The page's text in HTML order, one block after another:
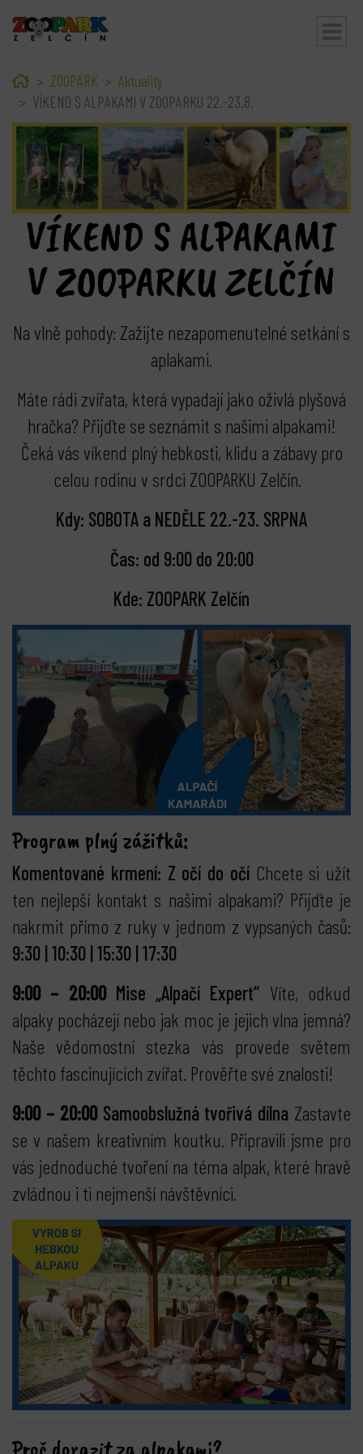
HomeZOOPARK
Aktuality
VÍKEND S ALPAKAMI V ZOOPARKU 22.-23.8.
VÍKEND S ALPAKAMI
V ZOOPARKU ZELČÍN
Na vlně pohody: Zažijte nezapomenutelné setkání s
aplakami.
Máte rádi zvířata, která vypadají jako oživlá plyšová
hračka? Přijďte se seznámit s našimi alpakami!
Čeká vás víkend plný hebkosti, klidu a zábavy pro
celou rodinu v srdci ZOOPARKU Zelčín.
Kdy: SOBOTA a NEDĚLE 22.-23. SRPNA
Čas: od 9:00 do 20:00
Kde: ZOOPARK Zelčín
Program plný zážitků:
Komentované krmení: Z očí do očíChcete si užít
ten nejlepší kontakt s našimi alpakami? Přijďte je
nakrmit přímo z ruky v jednom z vypsaných časů:
9:30 | 10:30 | 15:30 | 17:30
9:00 – 20:00 Mise „Alpačí Expert“ Víte, odkud
alpaky pocházejí nebo jak moc je jejich vlna jemná?
Naše vědomostní stezka vás provede světem
těchto fascinujících zvířat. Prověřte své znalosti!
9:00 – 20:00 Samoobslužná tvořivá dílna Zastavte
se v našem kreativním koutku. Připravili jsme pro
vás jednoduché tvoření na téma alpak, které hravě
zvládnou i ti nejmenší návštěvníci.